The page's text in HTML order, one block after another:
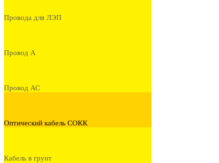
Провода для ЛЭП
Провод А
Провод АС
Оптический кабель СОКК
Кабель в грунт